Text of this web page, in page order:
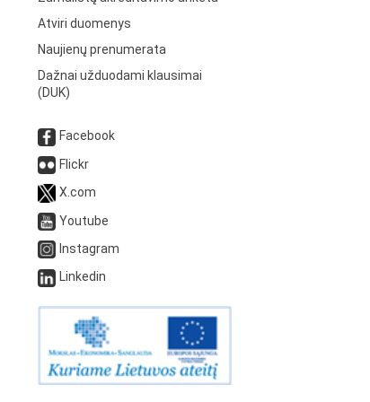
Atviri duomenys
Naujienų prenumerata
Dažnai užduodami klausimai
(DUK)
Facebook
Flickr
X.com
Youtube
Instagram
Linkedin